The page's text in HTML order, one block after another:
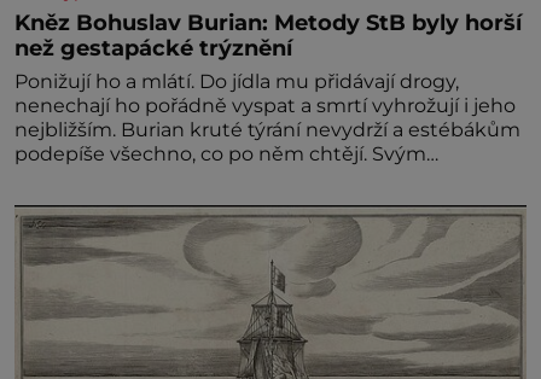
Kněz Bohuslav Burian: Metody StB byly horší
než gestapácké trýznění
Ponižují ho a mlátí. Do jídla mu přidávají drogy,
nenechají ho pořádně vyspat a smrtí vyhrožují i jeho
nejbližším. Burian kruté týrání nevydrží a estébákům
podepíše všechno, co po něm chtějí. Svým
výslechů nikdo nevyvíjel fyzický ani psychický nátlak.
Syn brněnského řezníka chce být knězem a